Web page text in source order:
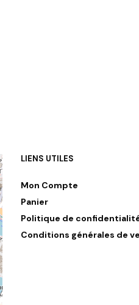
LIENS UTILES
Mon Compte
Panier
Politique de
Conditions générales de